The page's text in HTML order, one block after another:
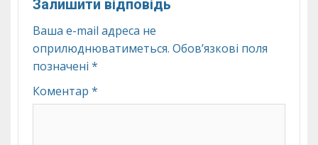
Залишити відповідь
Ваша e-mail адреса не
оприлюднюватиметься. Обов’язкові поля
позначені *
Коментар *